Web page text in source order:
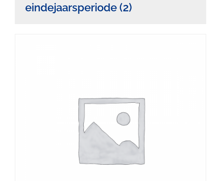
eindejaarsperiode(2)